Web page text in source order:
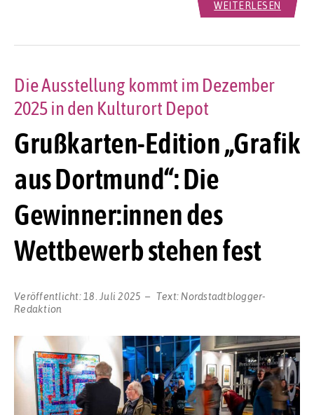
WEITERLESEN
Grußkarten-Edition „Grafik
aus Dortmund“: Die
Gewinner:innen des
Wettbewerb stehen fest
Die Ausstellung kommt im Dezember
2025 in den Kulturort Depot
Veröffentlicht: 18. Juli 2025 Text: Nordstadtblogger-
Redaktion